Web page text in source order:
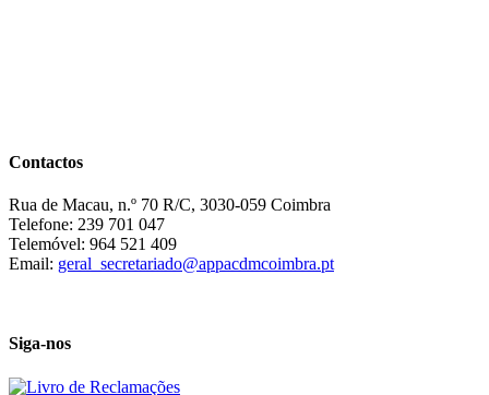
Contactos
Rua de Macau, n.º 70 R/C, 3030-059 Coimbra
Telefone: 239 701 047
Telemóvel: 964 521 409
Email: geral_secretariado@appacdmcoimbra.pt
Siga-nos